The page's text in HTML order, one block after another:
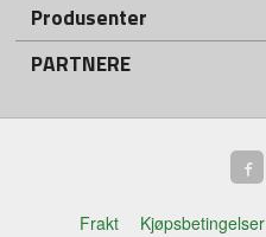
Produsenter
PARTNERE
Frakt Kjøpsbetingelser